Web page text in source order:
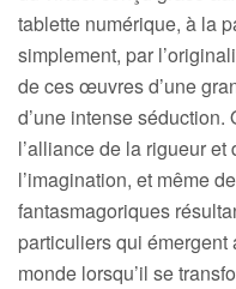
tablette numérique, à la
simplement, par
de ces œuvres d’une
d’une intense
l’alliance de la rigueur
l’imagination, et même
fantasmagoriques
particuliers qui émergent
monde lorsqu’il se